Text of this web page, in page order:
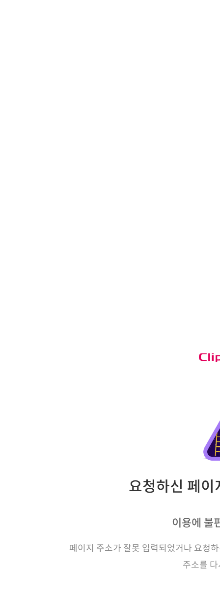
요청하신 페
이용에 불
페이지 주소가 잘못 입력되었거나 요청
주소를